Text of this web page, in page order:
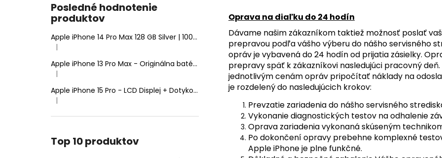
Posledné hodnotenie
produktov
Apple iPhone 14 Pro Max 128 GB Silver | 100% Zdravie batérie | Stav: A (Výborný)
Hodnotenie produktu je 5 z 5 hviezdičiek.
|
Apple iPhone 13 Pro Max - Originálna batéria 4352mAh (Zdravie batérie: 100% - bez hlásenia o neznámom diele)
Hodnotenie produktu je 5 z 5 hviezdičiek.
|
Apple iPhone 15 Pro - LCD Displej + Dotyková Plocha + Rám - SmartPremium Hard OLED
Hodnotenie produktu je 5 z 5 hviezdičiek.
|
Top 10 produktov
Oprava na diaľku do 24 hodín
Dávame našim zákazníkom taktiež možnosť poslať
prepravou podľa vášho výberu do nášho servisného
opráv je vybavená do 24 hodín od prijatia zásielky.
prepravy späť k zákazníkovi nasledujúci pracovný
jednotlivým cenám opráv pripočítať náklady na
je rozdelený do nasledujúcich krokov:
Prevzatie zariadenia do nášho servisného
Vykonanie diagnostických testov na odhalenie
Oprava zariadenia vykonaná skúseným
Po dokončení opravy prebehne komplexné
Apple iPhone je plne funkčné.